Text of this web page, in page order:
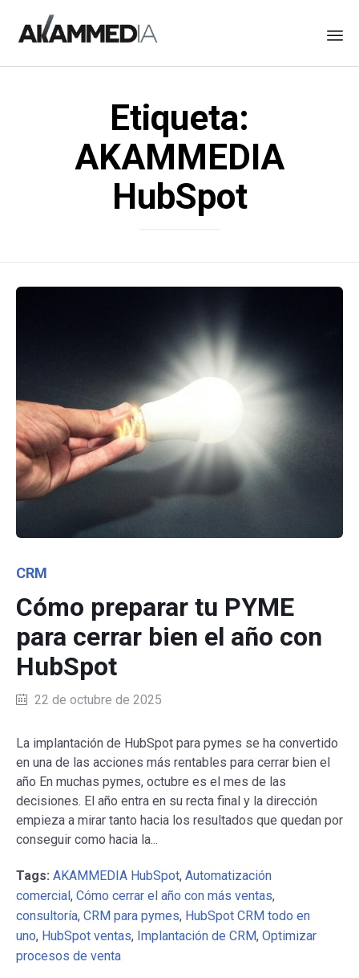
content
Etiqueta:
AKAMMEDIA
HubSpot
Category
CRM
Cómo preparar tu PYME
para cerrar bien el año con
HubSpot
22 de octubre de 2025
La implantación de HubSpot para pymes se ha convertido
en una de las acciones más rentables para cerrar bien el
año En muchas pymes, octubre es el mes de las
decisiones. El año entra en su recta final y la dirección
empieza a mirar tanto hacia los resultados que quedan por
conseguir como hacia la...
Tags: AKAMMEDIA HubSpot, Automatización
comercial, Cómo cerrar el año con más ventas,
consultoría, CRM para pymes, HubSpot CRM todo en
uno, HubSpot ventas, Implantación de CRM, Optimizar
procesos de venta